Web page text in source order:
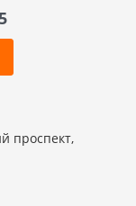
проспект,